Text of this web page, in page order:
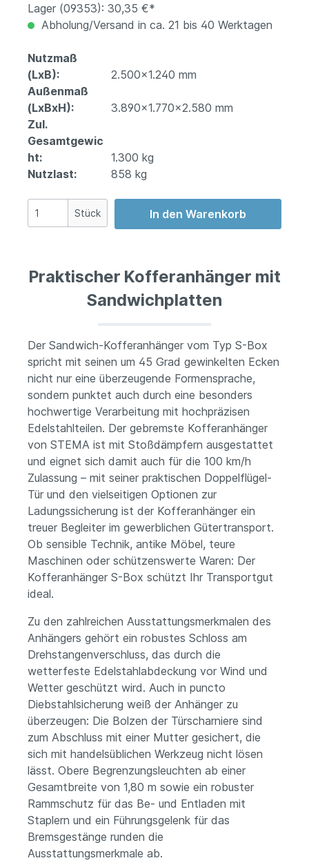
Lager (09353): 30,35 €*
Abholung/Versand in ca. 21 bis 40 Werktagen
Nutzmaß
(LxB):
2.500x1.240 mm
Außenmaß
(LxBxH):
3.890x1.770x2.580 mm
Zul.
Gesamtgewic
ht:
1.300 kg
Nutzlast:
858 kg
Stück In den Warenkorb
Praktischer Kofferanhänger mit
Sandwichplatten
Der Sandwich-Kofferanhänger vom Typ S-Box
spricht mit seinen um 45 Grad gewinkelten Ecken
nicht nur eine überzeugende Formensprache,
sondern punktet auch durch eine besonders
hochwertige Verarbeitung mit hochpräzisen
Edelstahlteilen. Der gebremste Kofferanhänger
von STEMA ist mit Stoßdämpfern ausgestattet
und eignet sich damit auch für die 100 km/h
Zulassung – mit seiner praktischen Doppelflügel-
Tür und den vielseitigen Optionen zur
Ladungssicherung ist der Kofferanhänger ein
treuer Begleiter im gewerblichen Gütertransport.
Ob sensible Technik, antike Möbel, teure
Maschinen oder schützenswerte Waren: Der
Kofferanhänger S-Box schützt Ihr Transportgut
ideal.
Zu den zahlreichen Ausstattungsmerkmalen des
Anhängers gehört ein robustes Schloss am
Drehstangenverschluss, das durch die
wetterfeste Edelstahlabdeckung vor Wind und
Wetter geschützt wird. Auch in puncto
Diebstahlsicherung weiß der Anhänger zu
überzeugen: Die Bolzen der Türscharniere sind
zum Abschluss mit einer Mutter gesichert, die
sich mit handelsüblichen Werkzeug nicht lösen
lässt. Obere Begrenzungsleuchten ab einer
Gesamtbreite von 1,80 m sowie ein robuster
Rammschutz für das Be- und Entladen mit
Staplern und ein Führungsgelenk für das
Bremsgestänge runden die
Ausstattungsmerkmale ab.